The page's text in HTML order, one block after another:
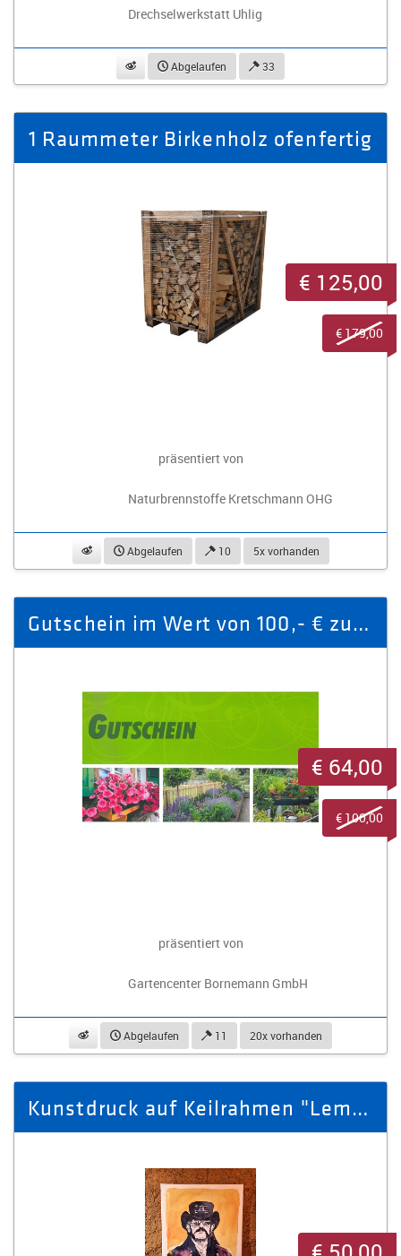
Drechselwerkstatt Uhlig
beobachtenAbgelaufen 33
1 Raummeter Birkenholz ofenfertig
präsentiert von
Naturbrennstoffe Kretschmann OHG
beobachtenAbgelaufen 10 5x vorhanden
€ 125,00
€ 179,00
Gutschein im Wert von 100,- € zum Einkauf im Gartencenter Bornemann
präsentiert von
Gartencenter Bornemann GmbH
beobachtenAbgelaufen 11 20x vorhanden
€ 64,00
€ 100,00
Kunstdruck auf Keilrahmen "Lemmy Kilmister", 50 x 70 cm